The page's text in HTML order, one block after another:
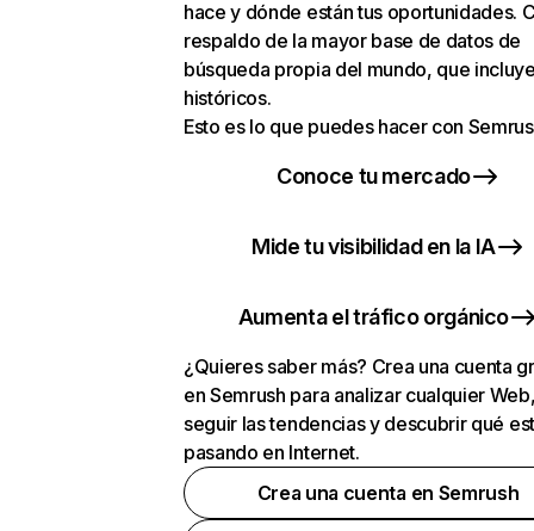
hace y dónde están tus oportunidades.
respaldo de la mayor base de datos de
búsqueda propia del mundo, que
históricos.
Esto es lo que puedes hacer con
Conoce tu mercado
Mide tu visibilidad en la IA
Aumenta el tráfico orgánico
¿Quieres saber más? Crea una cuenta
en Semrush para analizar cualquier
seguir las tendencias y descubrir qué
pasando en Internet.
Crea una cuenta en Semrush